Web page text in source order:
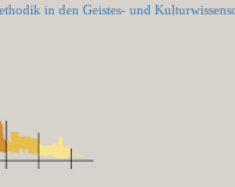
in den Geistes- und